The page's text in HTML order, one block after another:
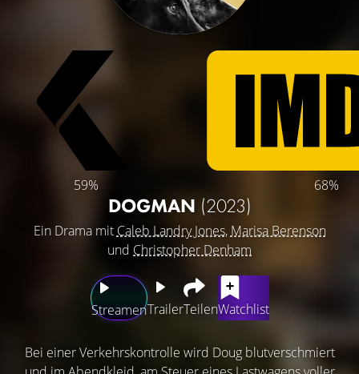
59% 68%
DOGMAN (2023)
Ein Drama mit Caleb Landry Jones, Marisa Berenson
und Christopher Denham
StreamenTrailerTeilenWatchlist
Bei einer Verkehrskontrolle wird Doug blutverschmiert